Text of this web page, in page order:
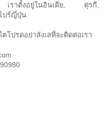
เราตั้งอยู่ในอินเดีย, ตุรกี,
ปร์ญี่ปุ่น
ปรดอย่าลังเลที่จะติดต่อเรา